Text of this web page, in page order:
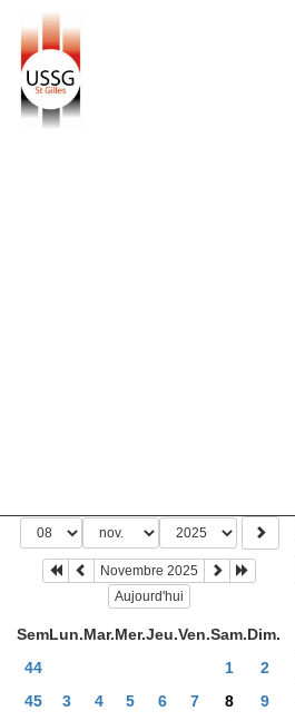
Novembre 2025
Aujourd'hui
SemLun.Mar.Mer.Jeu.Ven.Sam.Dim.
44
1
2
45
3 4 5 6 7 8
9